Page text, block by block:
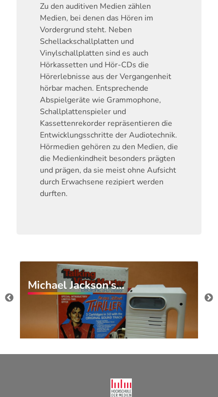
Zu den auditiven Medien zählen
Medien, bei denen das Hören im
Vordergrund steht. Neben
Schellackschallplatten und
Vinylschallplatten sind es auch
Hörkassetten und Hör-CDs die
Hörerlebnisse aus der Vergangenheit
hörbar machen. Entsprechende
Abspielgeräte wie Grammophone,
Schallplattenspieler und
Kassettenrekorder repräsentieren die
Entwicklungsschritte der Audiotechnik.
Hörmedien gehören zu den Medien, die
die Medienkindheit besonders prägten
und prägen, da sie meist ohne Aufsicht
durch Erwachsene rezipiert werden
durften.
Michael Jackson's…